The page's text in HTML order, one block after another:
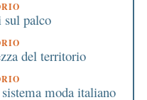
palco
del territorio
moda italiano